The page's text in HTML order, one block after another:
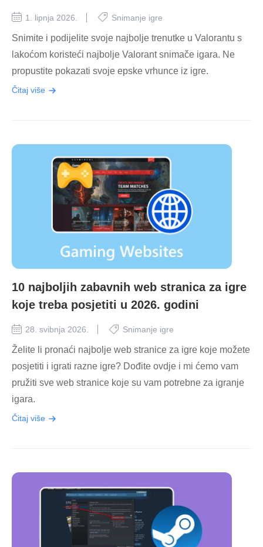
1. lipnja 2026. Snimanje igre
Snimite i podijelite svoje najbolje trenutke u Valorantu s
lakoćom koristeći najbolje Valorant snimače igara. Ne
propustite pokazati svoje epske vrhunce iz igre.
Čitaj više
10 najboljih zabavnih web stranica za igre
koje treba posjetiti u 2026. godini
28. svibnja 2026. Snimanje igre
Želite li pronaći najbolje web stranice za igre koje možete
posjetiti i igrati razne igre? Dođite ovdje i mi ćemo vam
pružiti sve web stranice koje su vam potrebne za igranje
igara.
Čitaj više